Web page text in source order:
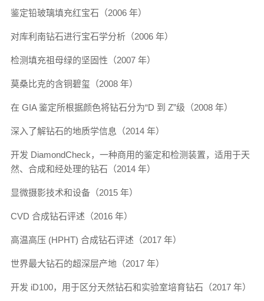
鉴定铅玻璃填充红宝石（2006 年）
对库利南钻石进行宝石学分析（2006 年）
检测填充祖母绿的坚固性（2007 年）
莫桑比克的含铜碧玺（2008 年）
在 GIA 鉴定所根据颜色将钻石分为“D 到 Z”级（2008 年）
深入了解钻石的地质学信息（2014 年）
开发 DiamondCheck，一种商用的鉴定和检测装置，适用于天
然、合成和经处理的钻石（2014 年）
显微摄影技术和设备（2015 年）
CVD 合成钻石评述（2016 年）
高温高压 (HPHT) 合成钻石评述（2017 年）
世界最大钻石的超深层产地（2017 年）
开发 iD100，用于区分天然钻石和实验室培育钻石（2017 年）